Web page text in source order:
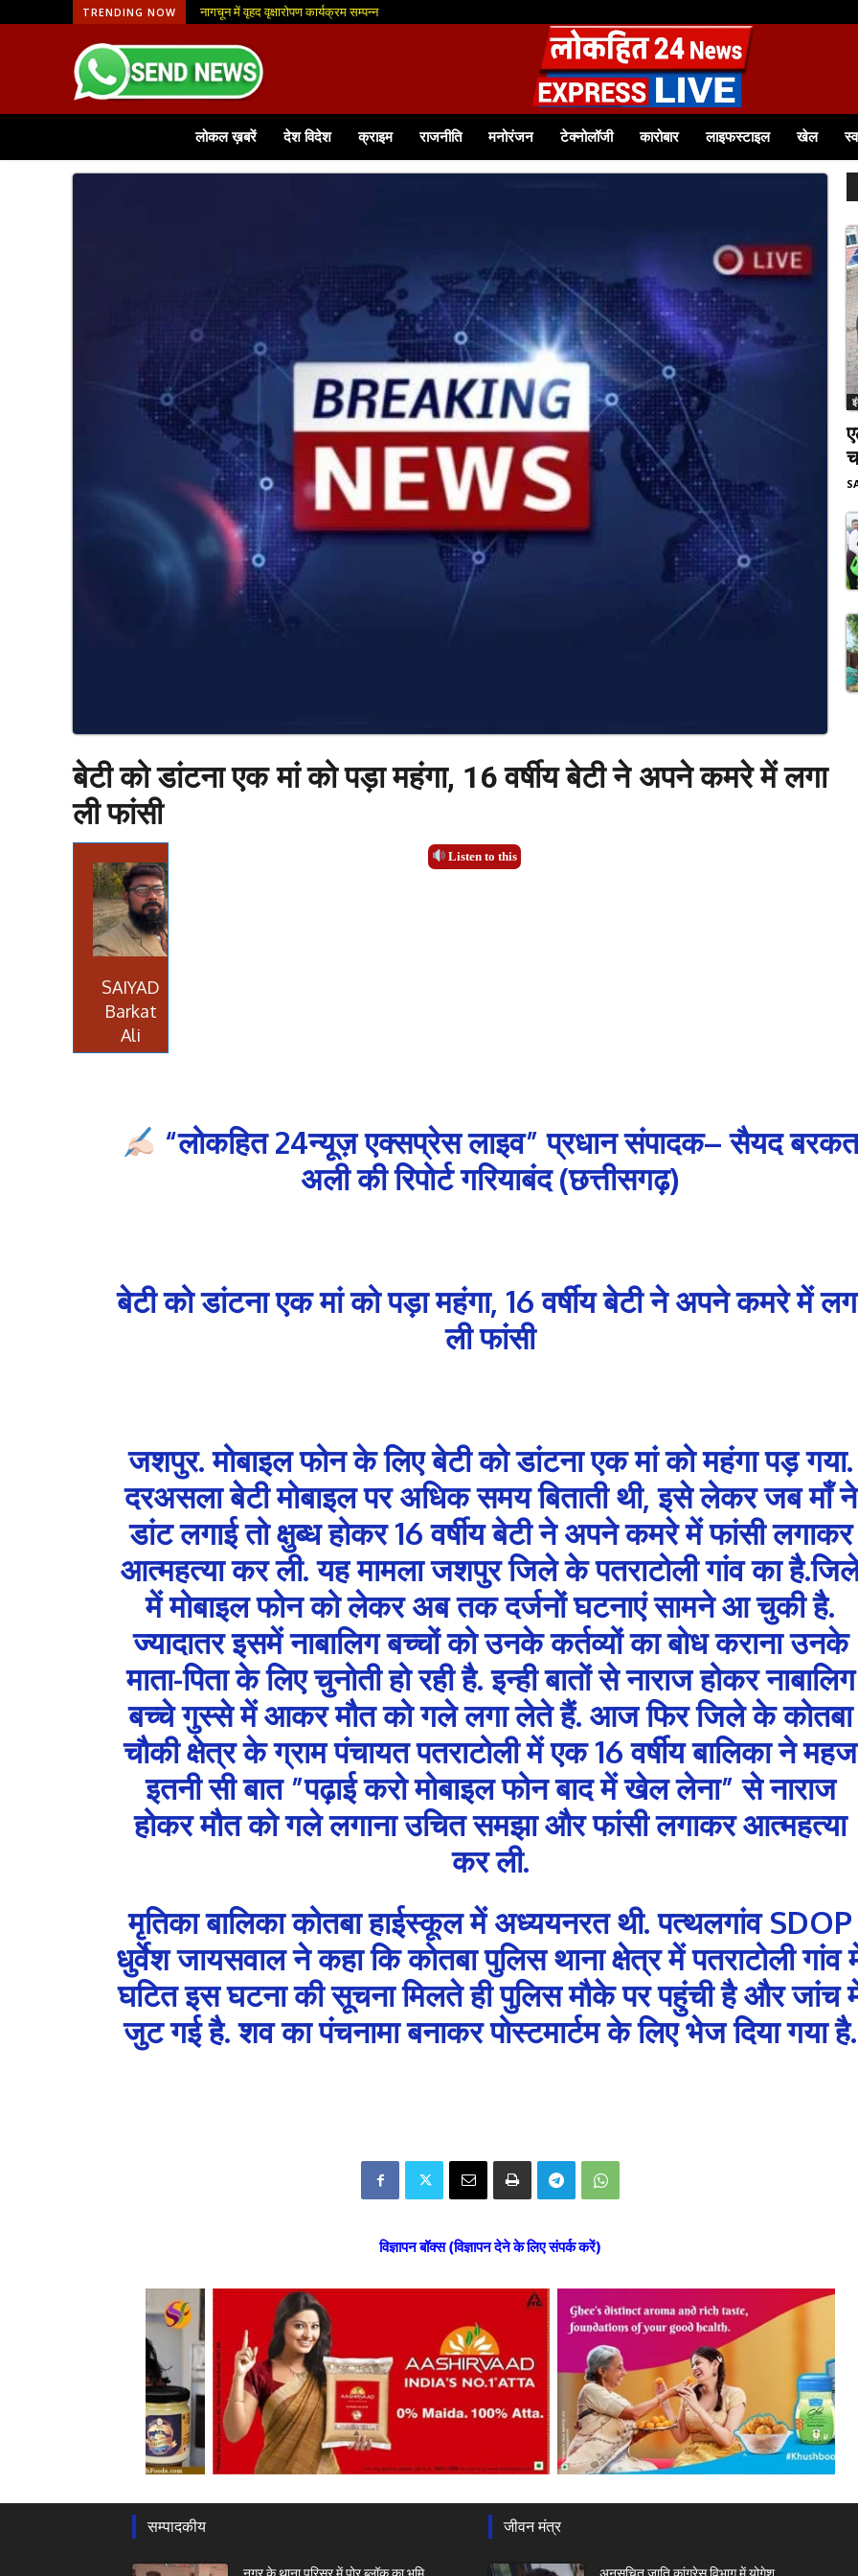
TRENDING NOW नागचून में वृहद वृक्षारोपण कार्यक्रम सम्पन्न
लोकल ख़बरें देश विदेश क्राइम राजनीति मनोरंजन टेक्नोलॉजी कारोबार लाइफस्टाइल खेल
बेटी को डांटना एक मां को पड़ा महंगा, 16 वर्षीय बेटी ने अपने कमरे में लगा
ली फांसी
Listen to this
SAIYAD
Barkat
Ali
“लोकहित 24न्यूज़ एक्सप्रेस लाइव” प्रधान संपादक– सैयद
अली की रिपोर्ट गरियाबंद (छत्तीसगढ़)
बेटी को डांटना एक मां को पड़ा महंगा, 16 वर्षीय बेटी ने अपने कमरे में
ली फांसी
जशपुर. मोबाइल फोन के लिए बेटी को डांटना एक मां को महंगा पड़ गया.
दरअसला बेटी मोबाइल पर अधिक समय बिताती थी, इसे लेकर जब मॉं ने
डांट लगाई तो क्षुब्ध होकर 16 वर्षीय बेटी ने अपने कमरे में फांसी लगाकर
आत्महत्या कर ली. यह मामला जशपुर जिले के पतराटोली गांव का
में मोबाइल फोन को लेकर अब तक दर्जनों घटनाएं सामने आ चुकी है.
ज्यादातर इसमें नाबालिग बच्चों को उनके कर्तव्यों का बोध कराना उनके
माता-पिता के लिए चुनोती हो रही है. इन्ही बातों से नाराज होकर नाबालिग
बच्चे गुस्से में आकर मौत को गले लगा लेते हैं. आज फिर जिले के कोतबा
चौकी क्षेत्र के ग्राम पंचायत पतराटोली में एक 16 वर्षीय बालिका ने महज
इतनी सी बात ”पढ़ाई करो मोबाइल फोन बाद में खेल लेना” से नाराज
होकर मौत को गले लगाना उचित समझा और फांसी लगाकर आत्महत्या
कर ली.
मृतिका बालिका कोतबा हाईस्कूल में अध्ययनरत थी. पत्थलगांव SDOP
धुर्वेश जायसवाल ने कहा कि कोतबा पुलिस थाना क्षेत्र में पतराटोली गांव
घटित इस घटना की सूचना मिलते ही पुलिस मौके पर पहुंची है और जांच
जुट गई है. शव का पंचनामा बनाकर पोस्टमार्टम के लिए भेज दिया गया है.
विज्ञापन बॉक्स (विज्ञापन देने के लिए संपर्क करें)
सम्पादकीय जीवन मंत्र